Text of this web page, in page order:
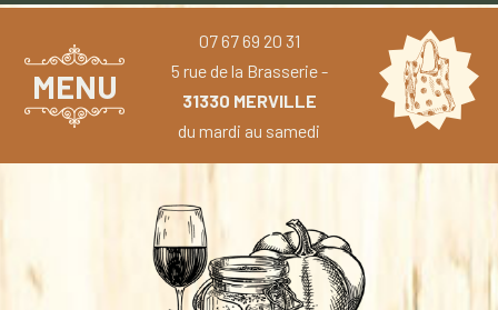
MENU
07 67 69 20 31
5 rue de la Brasserie -
31330 MERVILLE
du mardi au samedi